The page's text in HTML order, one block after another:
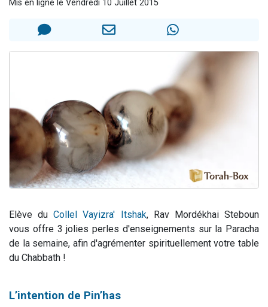
30 personnes viennent de faire un don pour Sauvez la jambe de Yohan
12 nouvelles musiques dans Torah-Box Music
Mis en ligne le Vendredi 10 Juillet 2015
Elève duCollel Vayizra' Itshak, Rav Mordékhai Steboun
vous offre 3 jolies perles d'enseignements sur la Paracha
de la semaine, afin d'agrémenter spirituellement votre table
du Chabbath !
L’intention de Pin’has